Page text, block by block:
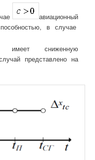
авиационный
в случае
имеет сниженную
представлено на